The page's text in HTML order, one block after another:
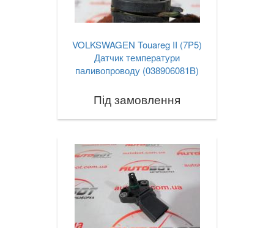
VOLKSWAGEN Touareg II (7P5)
Датчик температури
паливопроводу (038906081B)
Під замовлення